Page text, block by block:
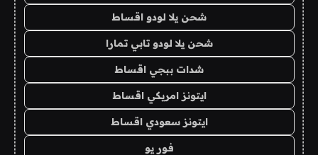
شحن يلا لودو اقساط
شحن يلا لودو تابي تمارا
شدات ببجي اقساط
ايتونز امريكي اقساط
ايتونز سعودي اقساط
فور يو